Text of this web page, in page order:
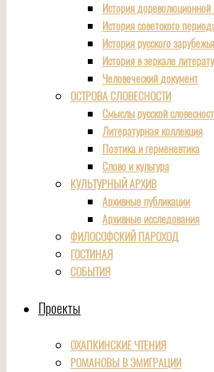
История дореволюционной
История советского
История русского зарубежья
История в зеркале
Человеческий документ
ОСТРОВА СЛОВЕСНОСТИ
Смыслы русской
Литературная коллекция
Поэтика и герменевтика
Слово и культура
КУЛЬТУРНЫЙ АРХИВ
Архивные публикации
Архивные исследования
ФИЛОСОФСКИЙ ПАРОХОД
ГОСТИНАЯ
СОБЫТИЯ
Проекты
ОХАПКИНСКИЕ ЧТЕНИЯ
РОМАНОВЫ В ЭМИГРАЦИИ